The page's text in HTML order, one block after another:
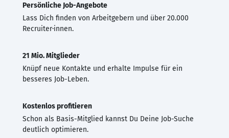
Persönliche Job-Angebote
Lass Dich finden von Arbeitgebern und über 20.000
Recruiter·innen.
21 Mio. Mitglieder
Knüpf neue Kontakte und erhalte Impulse für ein
besseres Job-Leben.
Kostenlos profitieren
Schon als Basis-Mitglied kannst Du Deine Job-Suche
deutlich optimieren.